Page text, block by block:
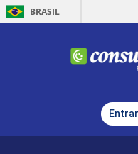
BRASIL